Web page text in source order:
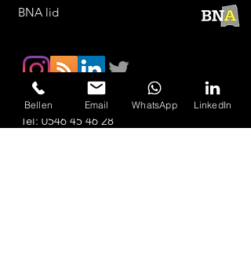
BNA lid
Tel: 0546 45 46 28
Bellen Email WhatsApp LinkedIn